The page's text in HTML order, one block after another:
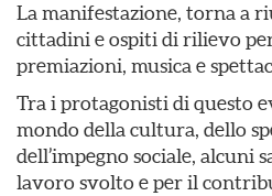
La manifestazione, torna a
cittadini e ospiti di rilievo
premiazioni, musica e
Tra i protagonisti di questo
mondo della cultura, dello
dell’impegno sociale, alcuni
lavoro svolto e per il